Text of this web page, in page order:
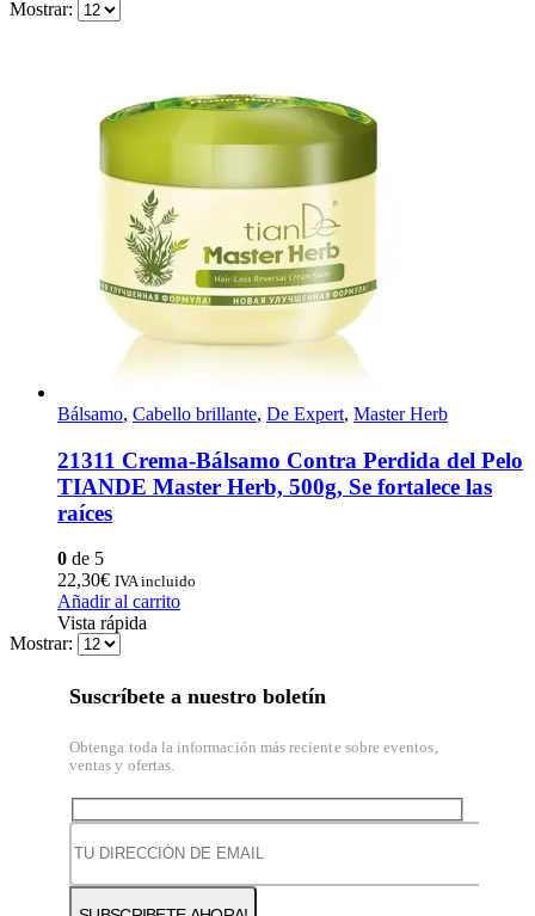
Mostrar:
Bálsamo, Cabello brillante, De Expert, Master Herb
21311 Crema-Bálsamo Contra Perdida del Pelo
TIANDE Master Herb, 500g, Se fortalece las
raíces
0 de 5
22,30€ IVA incluido
Añadir al carrito
Vista rápida
Mostrar:
Suscríbete a nuestro boletín
Obtenga toda la información más reciente sobre eventos,
ventas y ofertas.